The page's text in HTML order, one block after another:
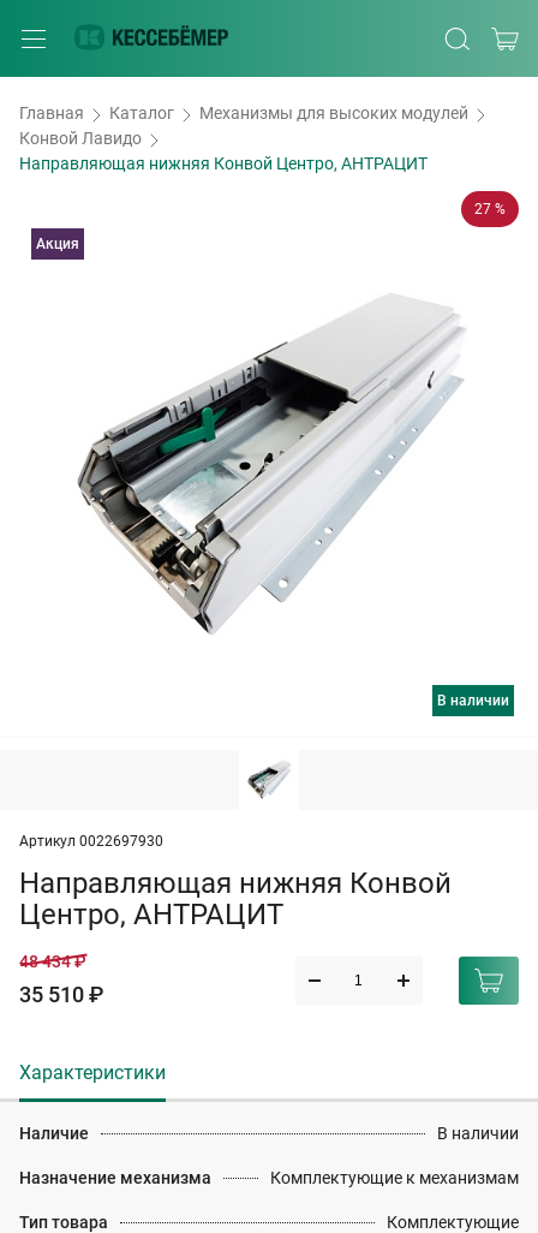
Главная Каталог
Механизмы для высоких модулей
Конвой Лавидо
Направляющая нижняя Конвой Центро, АНТРАЦИТ
27 %
в наличии
Акция
Артикул 0022697930
Направляющая нижняя Конвой
Центро, АНТРАЦИТ
48 434 ₽
35 510 ₽
Характеристики
Наличие В наличии
Назначение механизма Комплектующие к механизмам
Тип товара Комплектующие